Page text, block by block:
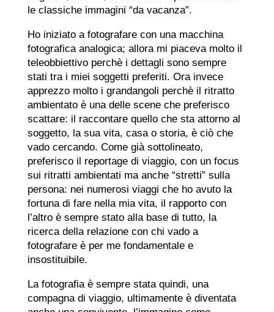
le classiche immagini “da vacanza”.
Ho iniziato a fotografare con una macchina
fotografica analogica; allora mi piaceva molto il
teleobbiettivo perchè i dettagli sono sempre
stati tra i miei soggetti preferiti. Ora invece
apprezzo molto i grandangoli perchè il ritratto
ambientato è una delle scene che preferisco
scattare: il raccontare quello che sta attorno al
soggetto, la sua vita, casa o storia, è ciò che
vado cercando. Come già sottolineato,
preferisco il reportage di viaggio, con un focus
sui ritratti ambientati ma anche “stretti” sulla
persona: nei numerosi viaggi che ho avuto la
fortuna di fare nella mia vita, il rapporto con
l’altro è sempre stato alla base di tutto, la
ricerca della relazione con chi vado a
fotografare è per me fondamentale e
insostituibile.
La fotografia è sempre stata quindi, una
compagna di viaggio, ultimamente è diventata